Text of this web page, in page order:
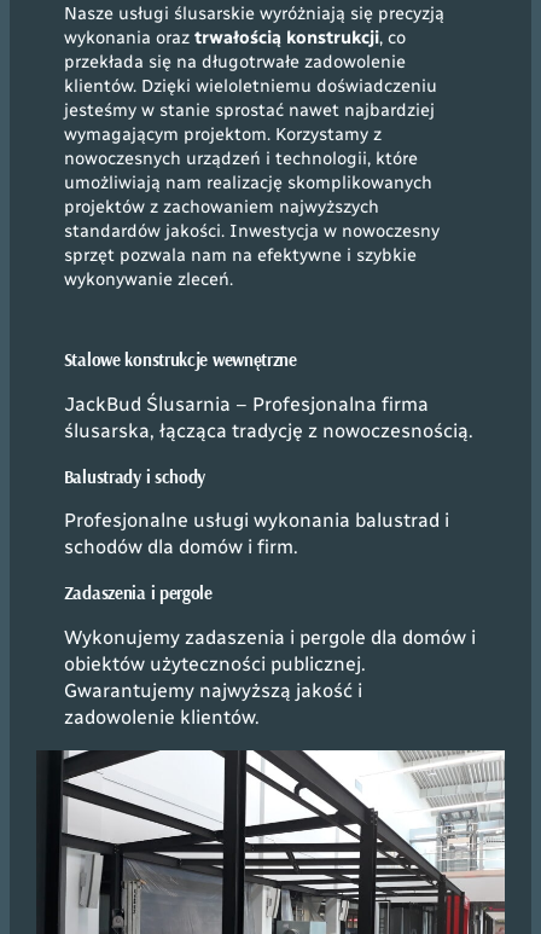
Nasze usługi ślusarskie wyróżniają się precyzją
wykonania oraz trwałością konstrukcji, co
przekłada się na długotrwałe zadowolenie
klientów. Dzięki wieloletniemu doświadczeniu
jesteśmy w stanie sprostać nawet najbardziej
wymagającym projektom. Korzystamy z
nowoczesnych urządzeń i technologii, które
umożliwiają nam realizację skomplikowanych
projektów z zachowaniem najwyższych
standardów jakości. Inwestycja w nowoczesny
sprzęt pozwala nam na efektywne i szybkie
wykonywanie zleceń.
Stalowe konstrukcje wewnętrzne
JackBud Ślusarnia – Profesjonalna firma
ślusarska, łącząca tradycję z nowoczesnością.
Balustrady i schody
Profesjonalne usługi wykonania balustrad i
schodów dla domów i firm.
Zadaszenia i pergole
Wykonujemy zadaszenia i pergole dla domów i
obiektów użyteczności publicznej.
Gwarantujemy najwyższą jakość i
zadowolenie klientów.